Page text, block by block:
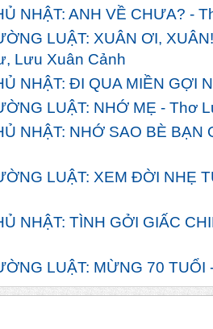
NHẬT: ANH VỀ CHƯA? -
LUẬT: XUÂN ƠI,
Lưu Xuân Cảnh
NHẬT: ĐI QUA MIỀN GỢI
LUẬT: NHỚ MẸ - Thơ
NHẬT: NHỚ SAO BÈ BẠN
LUẬT: XEM ĐỜI NHẸ
NHẬT: TÌNH GỞI GIẤC
LUẬT: MỪNG 70 TUỔI